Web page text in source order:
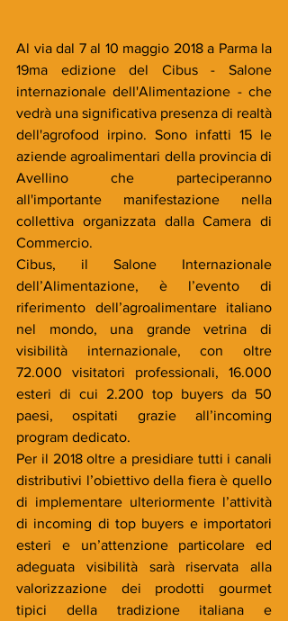
Al via dal 7 al 10 maggio 2018 a Parma la
19ma edizione del Cibus - Salone
internazionale dell'Alimentazione - che
vedrà una significativa presenza di realtà
dell'agrofood irpino. Sono infatti 15 le
aziende agroalimentari della provincia di
Avellino che parteciperanno
all'importante manifestazione nella
collettiva organizzata dalla Camera di
Commercio.
Cibus, il Salone Internazionale
dell’Alimentazione, è l’evento di
riferimento dell’agroalimentare italiano
nel mondo, una grande vetrina di
visibilità internazionale, con oltre
72.000 visitatori professionali, 16.000
esteri di cui 2.200 top buyers da 50
paesi, ospitati grazie all’incoming
program dedicato.
Per il 2018 oltre a presidiare tutti i canali
distributivi l’obiettivo della fiera è quello
di implementare ulteriormente l’attività
di incoming di top buyers e importatori
esteri e un’attenzione particolare ed
adeguata visibilità sarà riservata alla
valorizzazione dei prodotti gourmet
tipici della tradizione italiana e